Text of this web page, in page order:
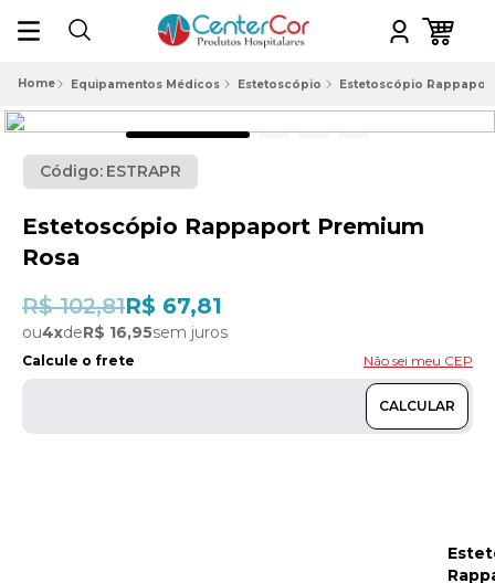
Equipamentos Médicos Estetoscópio Estetoscópio
Código: ESTRAPR
Estetoscópio Rappaport Premium
Rosa
R$ 102,81R$ 67,81
ou4xdeR$ 16,95sem juros
Calcule o frete Não sei meu CEP